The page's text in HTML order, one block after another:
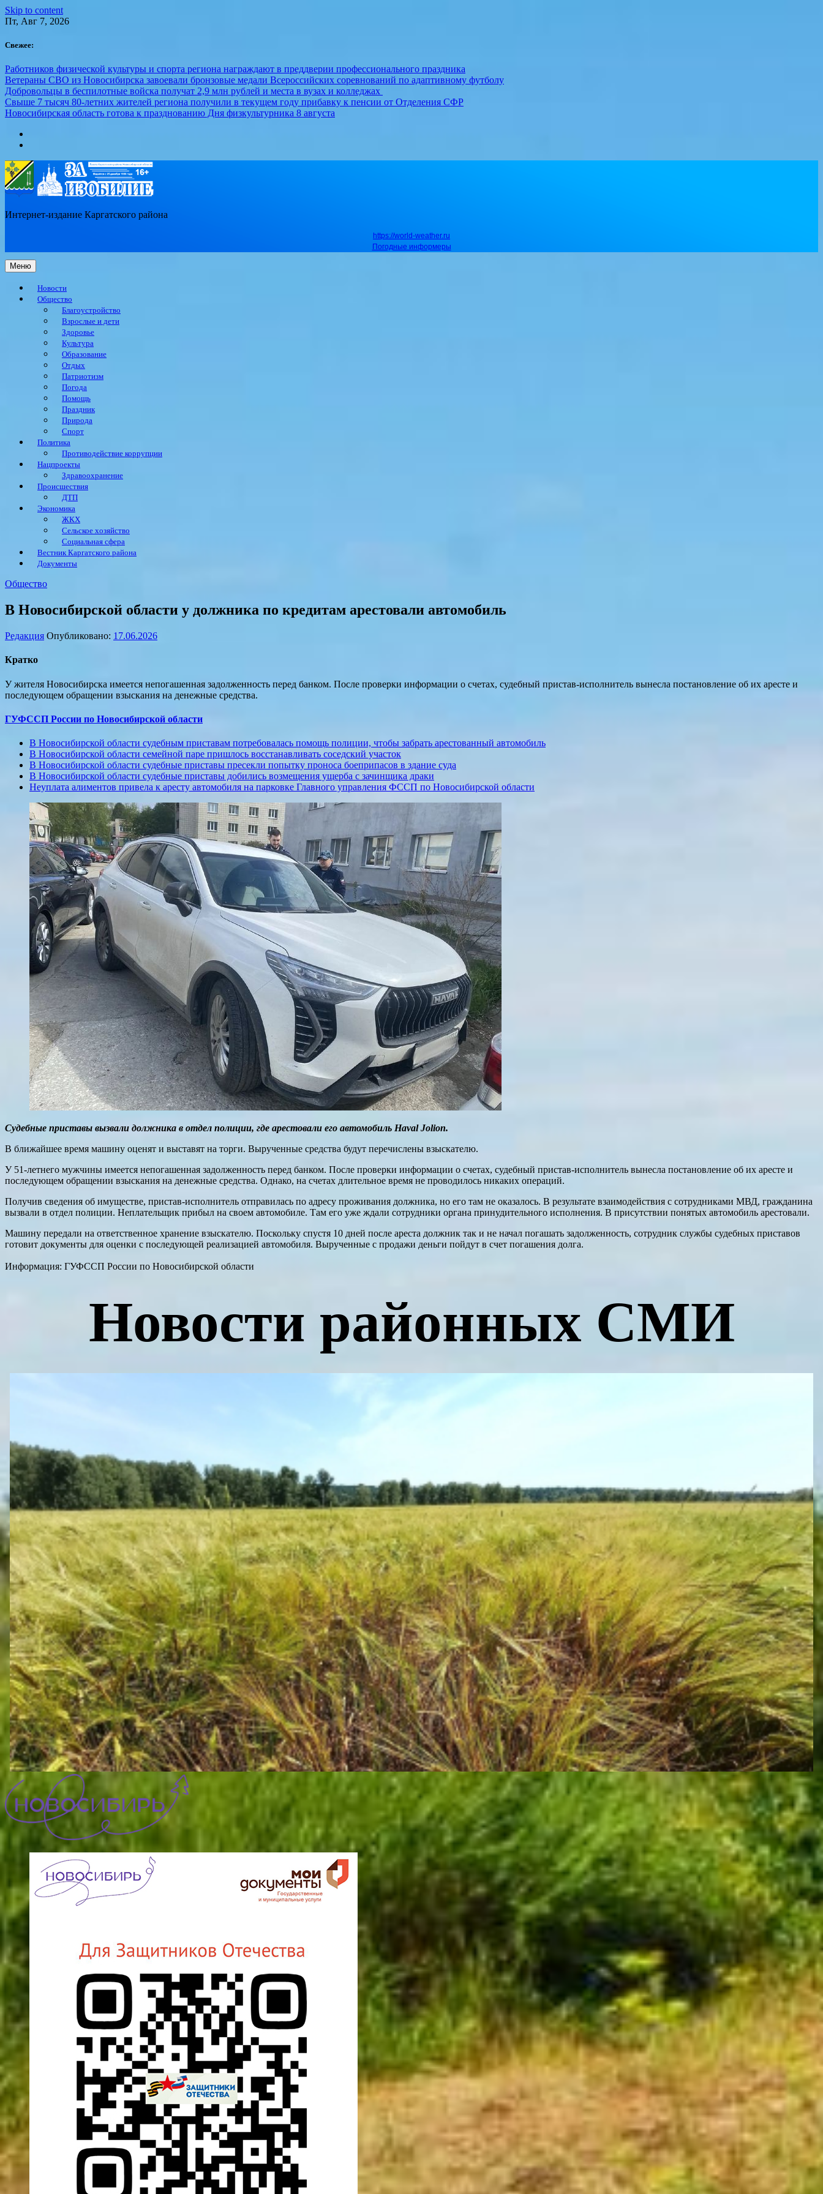
Skip to content
Пт, Авг 7, 2026
Свежее:
Работников физической культуры и спорта региона награждают в преддверии профессионального праздника
Ветераны СВО из Новосибирска завоевали бронзовые медали Всероссийских соревнований по адаптивному футболу
Добровольцы в беспилотные войска получат 2,9 млн рублей и места в вузах и колледжах
Свыше 7 тысяч 80-летних жителей региона получили в текущем году прибавку к пенсии от Отделения СФР
Новосибирская область готова к празднованию Дня физкультурника 8 августа
Интернет-издание Каргатского района
https://world-weather.ru
Погодные информеры
Меню
Новости
Общество
Благоустройство
Взрослые и дети
Здоровье
Культура
Образование
Отдых
Патриотизм
Погода
Помощь
Праздник
Природа
Спорт
Политика
Противодействие коррупции
Нацпроекты
Здравоохранение
Происшествия
ДТП
Экономика
ЖКХ
Сельское хозяйство
Социальная сфера
Вестник Каргатского района
Документы
Общество
В Новосибирской области у должника по кредитам арестовали автомобиль
Редакция Опубликовано: 17.06.2026
Кратко
У жителя Новосибирска имеется непогашенная задолженность перед банком. После проверки информации о счетах, судебный пристав-исполнитель вынесла постановление об их аресте и
последующем обращении взыскания на денежные средства.
ГУФССП России по Новосибирской области
В Новосибирской области судебным приставам потребовалась помощь полиции, чтобы забрать арестованный автомобиль
В Новосибирской области семейной паре пришлось восстанавливать соседский участок
В Новосибирской области судебные приставы пресекли попытку проноса боеприпасов в здание суда
В Новосибирской области судебные приставы добились возмещения ущерба с зачинщика драки
Неуплата алиментов привела к аресту автомобиля на парковке Главного управления ФССП по Новосибирской области
Судебные приставы вызвали должника в отдел полиции, где арестовали его автомобиль Haval Jolion.
В ближайшее время машину оценят и выставят на торги. Вырученные средства будут перечислены взыскателю.
У 51-летнего мужчины имеется непогашенная задолженность перед банком. После проверки информации о счетах, судебный пристав-исполнитель вынесла постановление об их аресте и
последующем обращении взыскания на денежные средства. Однако, на счетах длительное время не проводилось никаких операций.
Получив сведения об имуществе, пристав-исполнитель отправилась по адресу проживания должника, но его там не оказалось. В результате взаимодействия с сотрудниками МВД, гражданина
вызвали в отдел полиции. Неплательщик прибыл на своем автомобиле. Там его уже ждали сотрудники органа принудительного исполнения. В присутствии понятых автомобиль арестовали.
Машину передали на ответственное хранение взыскателю. Поскольку спустя 10 дней после ареста должник так и не начал погашать задолженность, сотрудник службы судебных приставов
готовит документы для оценки с последующей реализацией автомобиля. Вырученные с продажи деньги пойдут в счет погашения долга.
Информация: ГУФССП России по Новосибирской области